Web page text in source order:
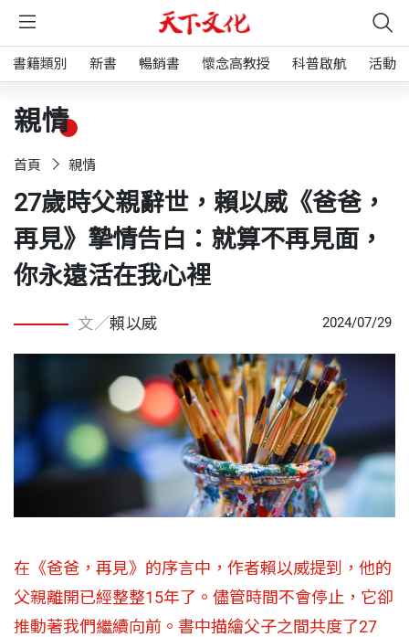
書籍類別 新書 暢銷書 懷念高教授 科普啟航 活動
親情
首頁 親情
27歲時父親辭世，賴以威《爸爸，
再見》摯情告白：就算不再見面，
你永遠活在我心裡
文／賴以威 2024/07/29
在《爸爸，再見》的序言中，作者賴以威提到，他的
父親離開已經整整15年了。儘管時間不會停止，它卻
推動著我們繼續向前。書中描繪父子之間共度了27